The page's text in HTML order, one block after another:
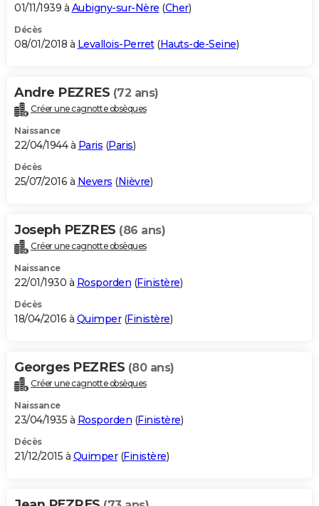
01/11/1939 à Aubigny-sur-Nère (Cher)
Décès
08/01/2018 à Levallois-Perret(Hauts-de-Seine)
Andre PEZRES (72 ans)
Créer une cagnotte obsèques
Naissance
22/04/1944 à Paris (Paris)
Décès
25/07/2016 à Nevers (Nièvre)
Joseph PEZRES (86 ans)
Créer une cagnotte obsèques
Naissance
22/01/1930 à Rosporden (Finistère)
Décès
18/04/2016 à Quimper(Finistère)
Georges PEZRES (80 ans)
Créer une cagnotte obsèques
Naissance
23/04/1935 à Rosporden (Finistère)
Décès
21/12/2015 à Quimper(Finistère)